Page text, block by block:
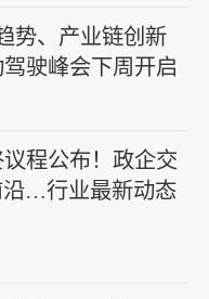
势、产业链创新
驶峰会下周开启
程公布！政企交
沿…行业最新动态